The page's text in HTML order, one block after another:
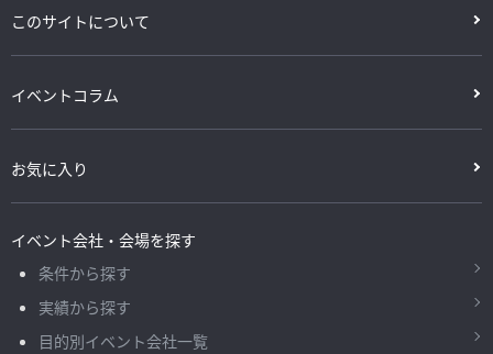
このサイトについて
イベントコラム
お気に入り
イベント会社・会場を探す
条件から探す
実績から探す
目的別イベント会社一覧